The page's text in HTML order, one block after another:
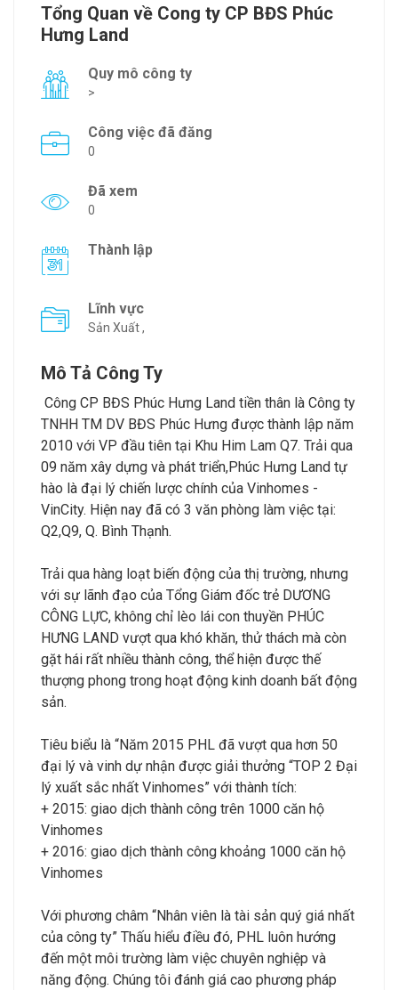
Tổng Quan về Cong ty CP BĐS Phúc
Hưng Land
Quy mô công ty
>
Công việc đã đăng
0
Đã xem
0
Thành lập
Lĩnh vực
Sản Xuất ,
Mô Tả Công Ty
Công CP BĐS Phúc Hưng Land tiền thân là Công ty
TNHH TM DV BĐS Phúc Hưng được thành lập năm
2010 với VP đầu tiên tại Khu Him Lam Q7. Trải qua
09 năm xây dựng và phát triển,Phúc Hưng Land tự
hào là đại lý chiến lược chính của Vinhomes -
VinCity. Hiện nay đã có 3 văn phòng làm việc tại:
Q2,Q9, Q. Bình Thạnh.
Trải qua hàng loạt biến động của thị trường, nhưng
với sự lãnh đạo của Tổng Giám đốc trẻ DƯƠNG
CÔNG LỰC, không chỉ lèo lái con thuyền PHÚC
HƯNG LAND vượt qua khó khăn, thử thách mà còn
gặt hái rất nhiều thành công, thể hiện được thế
thượng phong trong hoạt động kinh doanh bất động
sản.
Tiêu biểu là “Năm 2015 PHL đã vượt qua hơn 50
đại lý và vinh dự nhận được giải thưởng “TOP 2 Đại
lý xuất sắc nhất Vinhomes” với thành tích:
+ 2015: giao dịch thành công trên 1000 căn hộ
Vinhomes
+ 2016: giao dịch thành công khoảng 1000 căn hộ
Vinhomes
Với phương châm “Nhân viên là tài sản quý giá nhất
của công ty” Thấu hiểu điều đó, PHL luôn hướng
đến một môi trường làm việc chuyên nghiệp và
năng động. Chúng tôi đánh giá cao phương pháp